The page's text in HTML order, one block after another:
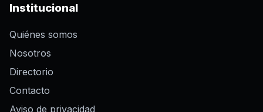
Institucional
Quiénes somos
Nosotros
Directorio
Contacto
Aviso de privacidad